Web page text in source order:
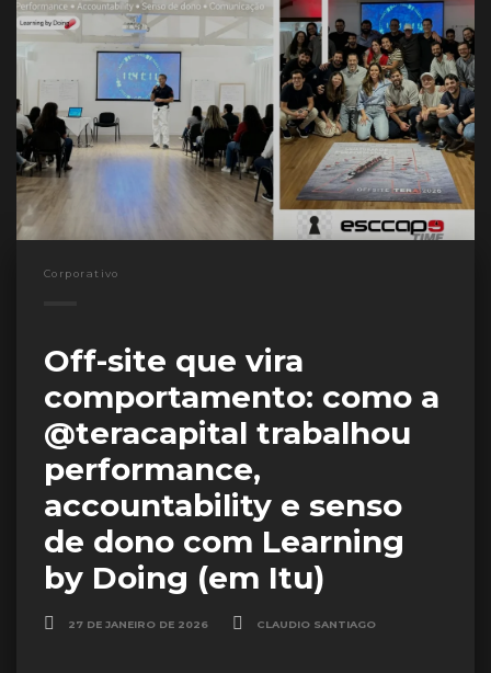
Corporativo
Off-site que vira
comportamento: como a
@teracapital trabalhou
performance,
accountability e senso
de dono com Learning
by Doing (em Itu)
27 DE JANEIRO DE 2026 CLAUDIO SANTIAGO